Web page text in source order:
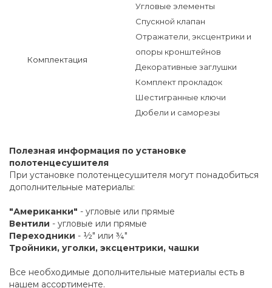
Комплектация
Угловые элементы
Спускной клапан
Отражатели, эксцентрики и
опоры кронштейнов
Декоративные заглушки
Комплект прокладок
Шестигранные ключи
Дюбели и саморезы
Полезная информация по установке
полотенцесушителя
При установке полотенцесушителя могут понадобиться
дополнительные материалы:
"Американки" - угловые или прямые
Вентили - угловые или прямые
Переходники - ½" или ¾"
Тройники, уголки, эксцентрики, чашки
Все необходимые дополнительные материалы есть в
нашем ассортименте.